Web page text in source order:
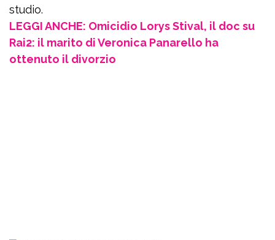
studio.
LEGGI ANCHE: Omicidio Lorys Stival, il doc su
Rai2: il marito di Veronica Panarello ha
ottenuto il divorzio